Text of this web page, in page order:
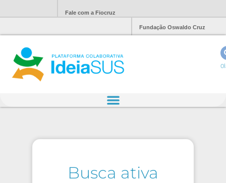
Fale com a Fiocruz
Fundação Oswaldo Cruz
Busca ativa